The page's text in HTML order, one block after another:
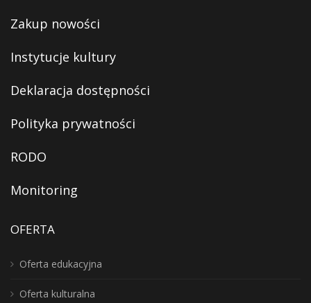
Zakup nowości
Instytucje kultury
Deklaracja dostępności
Polityka prywatności
RODO
Monitoring
OFERTA
Oferta edukacyjna
Oferta kulturalna